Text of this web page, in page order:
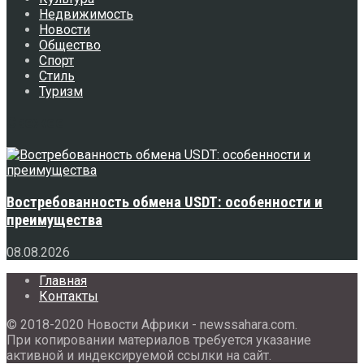
Недвижимость
Новости
Общество
Спорт
Стиль
Туризм
Востребованность обмена USDT: особенности и
преимущества
08.08.2026
Главная
Контакты
© 2018-2020 Новости Африки - newssahara.com.
При копировании материалов требуется указание
активной и индексируемой ссылки на сайт.